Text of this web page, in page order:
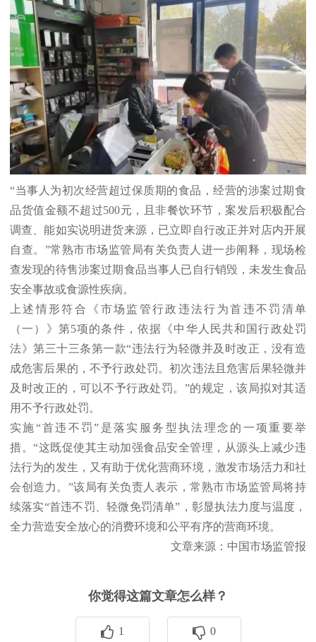
“当事人为初次经营超过保质期的食品，经营的涉案过期食
品货值金额不超过500元，且非餐饮环节，案发后积极配合
调查、能如实说明进货来源，已立即自行改正并对店内开展
自查。”常熟市市场监管局有关负责人进一步阐释，现场检
查发现的待售涉案过期食品当事人已自行销毁，未发生食品
安全事故或食源性疾病。
上述情形符合《市场监管行政违法行为首违不罚清单
（一）》第5项的条件，依据《中华人民共和国行政处罚
法》第三十三条第一款“违法行为轻微并及时改正，没有造
成危害后果的，不予行政处罚。初次违法且危害后果轻微并
及时改正的，可以不予行政处罚。”的规定，该局拟对其适
用不予行政处罚。
实施“首违不罚”是落实服务型执法理念的一项重要举
措。“这既促使其主动加强食品安全管理，从源头上减少违
法行为的发生，又有助于优化营商环境，激发市场活力和社
会创造力。”该局有关负责人表示，常熟市市场监管局将持
续落实“首违不罚、轻微免罚清单”，彰显执法力度与温度，
全力营造安全放心的消费环境和公平有序的营商环境。
文章来源：中国市场监管报
你觉得这篇文章怎么样？
1 0